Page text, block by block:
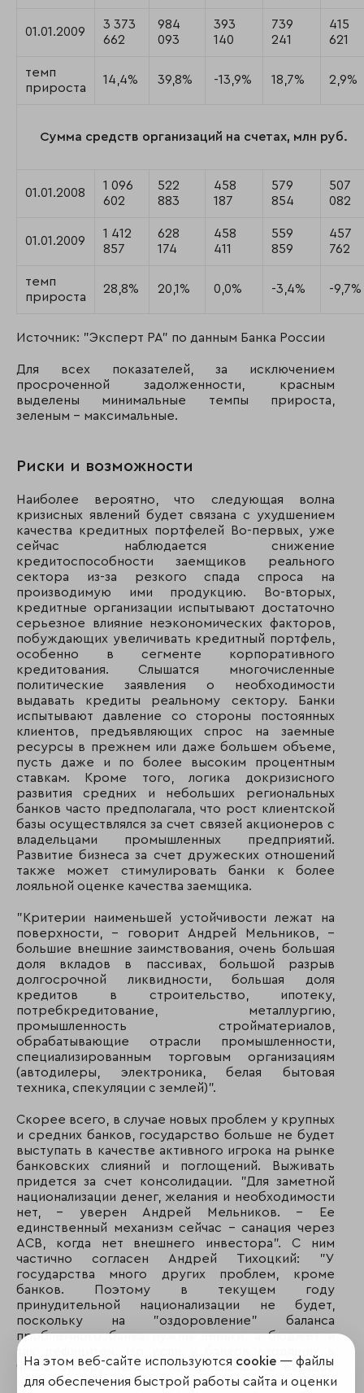
01.01.2009
3 373
662
984
093
393
140
739
241
415
621
темп
прироста
14,4% 39,8% -13,9% 18,7% 2,9%
Сумма средств организаций на счетах, млн руб.
01.01.2008
1 096
602
522
883
458
187
579
854
507
082
01.01.2009
1 412
857
628
174
458
411
559
859
457
762
темп
прироста
28,8% 20,1% 0,0% -3,4% -9,7%
Источник: "Эксперт РА" по данным Банка России
Для всех показателей, за исключением
просроченной задолженности, красным
выделены минимальные темпы прироста,
зеленым - максимальные.
Риски и возможности
Наиболее вероятно, что следующая волна
кризисных явлений будет связана с ухудшением
качества кредитных портфелей Во-первых, уже
сейчас наблюдается снижение
кредитоспособности заемщиков реального
сектора из-за резкого спада спроса на
производимую ими продукцию. Во-вторых,
кредитные организации испытывают достаточно
серьезное влияние неэкономических факторов,
побуждающих увеличивать кредитный портфель,
особенно в сегменте корпоративного
кредитования. Слышатся многочисленные
политические заявления о необходимости
выдавать кредиты реальному сектору. Банки
испытывают давление со стороны постоянных
клиентов, предъявляющих спрос на заемные
ресурсы в прежнем или даже большем объеме,
пусть даже и по более высоким процентным
ставкам. Кроме того, логика докризисного
развития средних и небольших региональных
банков часто предполагала, что рост клиентской
базы осуществлялся за счет связей акционеров с
владельцами промышленных предприятий.
Развитие бизнеса за счет дружеских отношений
также может стимулировать банки к более
лояльной оценке качества заемщика.
"Критерии наименьшей устойчивости лежат на
поверхности, - говорит Андрей Мельников, –
большие внешние заимствования, очень большая
доля вкладов в пассивах, большой разрыв
долгосрочной ликвидности, большая доля
кредитов в строительство, ипотеку,
потребкредитование, металлургию,
промышленность стройматериалов,
обрабатывающие отрасли промышленности,
специализированным торговым организациям
(автодилеры, электроника, белая бытовая
техника, спекуляции с землей)".
Скорее всего, в случае новых проблем у крупных
и средних банков, государство больше не будет
выступать в качестве активного игрока на рынке
банковских слияний и поглощений. Выживать
придется за счет консолидации. "Для заметной
национализации денег, желания и необходимости
нет, – уверен Андрей Мельников. – Ее
единственный механизм сейчас – санация через
АСВ, когда нет внешнего инвестора". С ним
частично согласен Андрей Тихоцкий: "У
государства много других проблем, кроме
банков. Поэтому в текущем году
принудительной национализации не будет,
поскольку на "оздоровление" баланса
проблемного банка нужны деньги, а бюджет и
так дефицитен. Но если у банков входящих в
число 50 крупнейших по привлечению вкладов
населения возникнут трудности и АСВ не найдет
На этом веб-сайте используются cookie— файлы
для обеспечения быстрой работы сайта и оценки